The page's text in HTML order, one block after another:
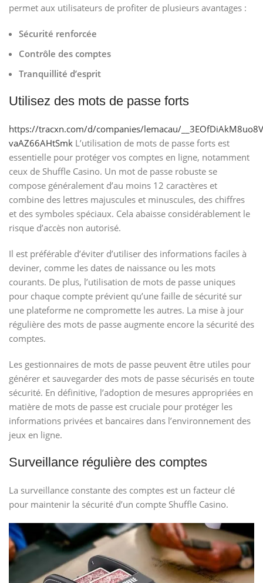
permet aux utilisateurs de profiter de plusieurs avantages :
Sécurité renforcée
Contrôle des comptes
Tranquillité d’esprit
Utilisez des mots de passe forts
https://tracxn.com/d/companies/lemacau/
vaAZ66AHtSmk L’utilisation de mots de passe forts est
essentielle pour protéger vos comptes en ligne, notamment
ceux de Shuffle Casino. Un mot de passe robuste se
compose généralement d’au moins 12 caractères et
combine des lettres majuscules et minuscules, des chiffres
et des symboles spéciaux. Cela abaisse considérablement le
risque d’accès non autorisé.
Il est préférable d’éviter d’utiliser des informations faciles à
deviner, comme les dates de naissance ou les mots
courants. De plus, l’utilisation de mots de passe uniques
pour chaque compte prévient qu’une faille de sécurité sur
une plateforme ne compromette les autres. La mise à jour
régulière des mots de passe augmente encore la sécurité des
comptes.
Les gestionnaires de mots de passe peuvent être utiles pour
générer et sauvegarder des mots de passe sécurisés en toute
sécurité. En définitive, l’adoption de mesures appropriées en
matière de mots de passe est cruciale pour protéger les
informations privées et bancaires dans l’environnement des
jeux en ligne.
Surveillance régulière des comptes
La surveillance constante des comptes est un facteur clé
pour maintenir la sécurité d’un compte Shuffle Casino.